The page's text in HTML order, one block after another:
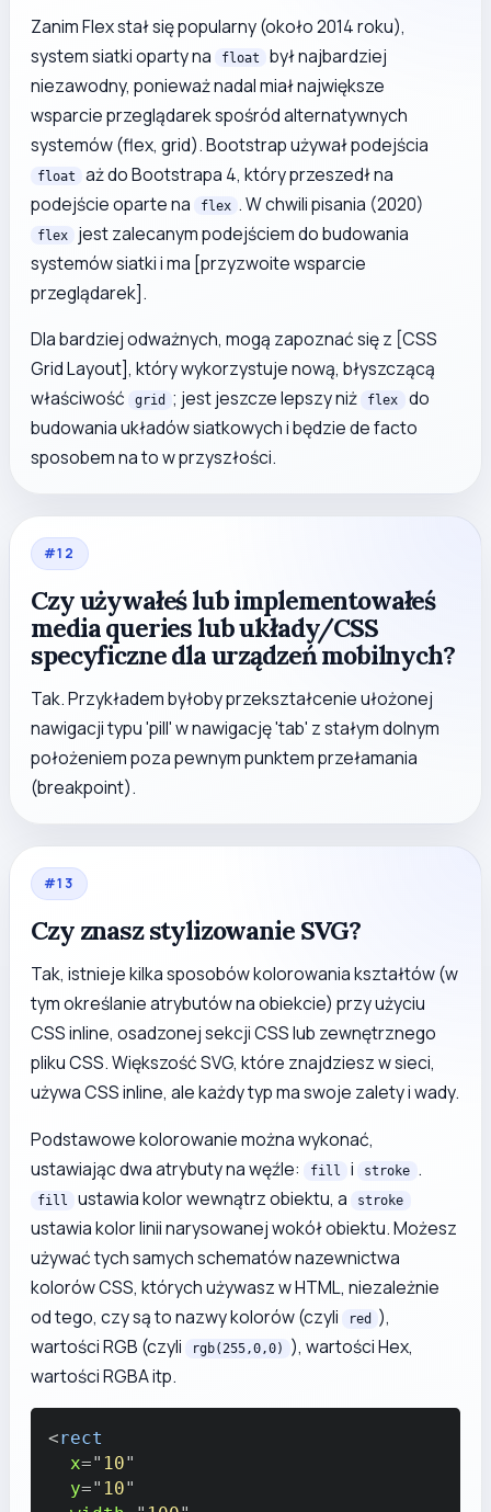
Zanim Flex stał się popularny (około 2014 roku),
system siatki oparty na
float
był najbardziej
niezawodny, ponieważ nadal miał największe
wsparcie przeglądarek spośród alternatywnych
systemów (flex, grid). Bootstrap używał podejścia
float
aż do Bootstrapa 4, który przeszedł na
podejście oparte na
flex . W chwili pisania (2020)
flex
jest zalecanym podejściem do budowania
systemów siatki i ma [przyzwoite wsparcie
przeglądarek].
Dla bardziej odważnych, mogą zapoznać się z [CSS
Grid Layout], który wykorzystuje nową, błyszczącą
właściwość
grid ; jest jeszcze lepszy niż flex
do
budowania układów siatkowych i będzie de facto
sposobem na to w przyszłości.
#12
Czy używałeś lub implementowałeś
media queries lub układy/CSS
specyficzne dla urządzeń mobilnych?
Tak. Przykładem byłoby przekształcenie ułożonej
nawigacji typu 'pill' w nawigację 'tab' z stałym dolnym
położeniem poza pewnym punktem przełamania
(breakpoint).
#13
Czy znasz stylizowanie SVG?
Tak, istnieje kilka sposobów kolorowania kształtów (w
tym określanie atrybutów na obiekcie) przy użyciu
CSS inline, osadzonej sekcji CSS lub zewnętrznego
pliku CSS. Większość SVG, które znajdziesz w sieci,
używa CSS inline, ale każdy typ ma swoje zalety i wady.
Podstawowe kolorowanie można wykonać,
ustawiając dwa atrybuty na węźle:
fill i stroke .
fill ustawia kolor wewnątrz obiektu, a stroke
ustawia kolor linii narysowanej wokół obiektu. Możesz
używać tych samych schematów nazewnictwa
kolorów CSS, których używasz w HTML, niezależnie
od tego, czy są to nazwy kolorów (czyli
red
),
wartości RGB (czyli
rgb(255,0,0)
), wartości Hex,
wartości RGBA itp.
<rect
x=" 10"
y=" 10"